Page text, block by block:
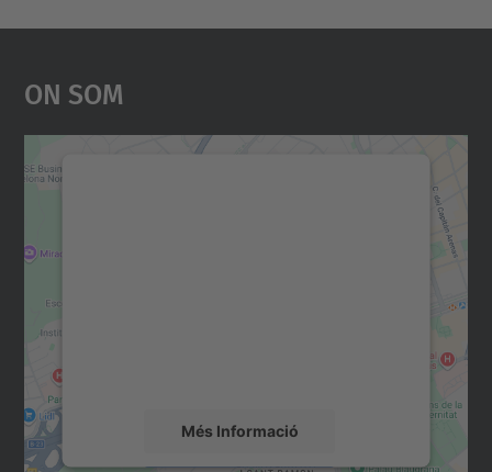
On Som
Més Informació